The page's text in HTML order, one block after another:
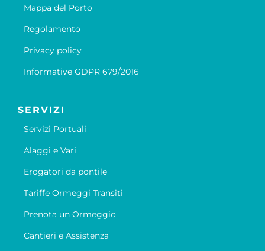
Mappa del Porto
Regolamento
Privacy policy
Informative GDPR 679/2016
SERVIZI
Servizi Portuali
Alaggi e Vari
Erogatori da pontile
Tariffe Ormeggi Transiti
Prenota un Ormeggio
Cantieri e Assistenza